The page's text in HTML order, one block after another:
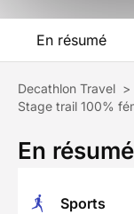
En résumé
Decathlon Travel >
En résumé
Sports